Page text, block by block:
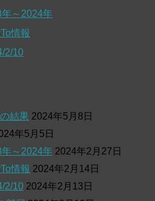
～2024年
情報
2/10
結果 2024年5月8日
年5月5日
～2024年 2024年2月27日
情報 2024年2月14日
2/10 2024年2月13日